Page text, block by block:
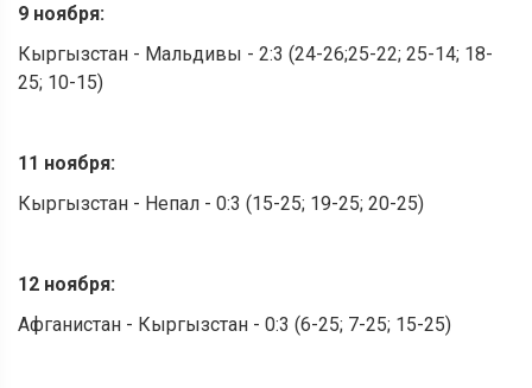
9 ноября:
Кыргызстан - Мальдивы - 2:3 (24-26;25-22; 25-14; 18-
25; 10-15)
11 ноября:
Кыргызстан - Непал - 0:3 (15-25; 19-25; 20-25)
12 ноября:
Афганистан - Кыргызстан - 0:3 (6-25; 7-25; 15-25)